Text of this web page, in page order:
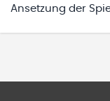
Ansetzung der